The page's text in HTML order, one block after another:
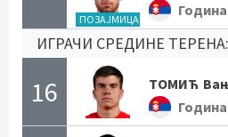
ПОЗАЈМИЦА
ИГРАЧИ СРЕДИНЕ ТЕРЕНА:
16 ТОМИЋ